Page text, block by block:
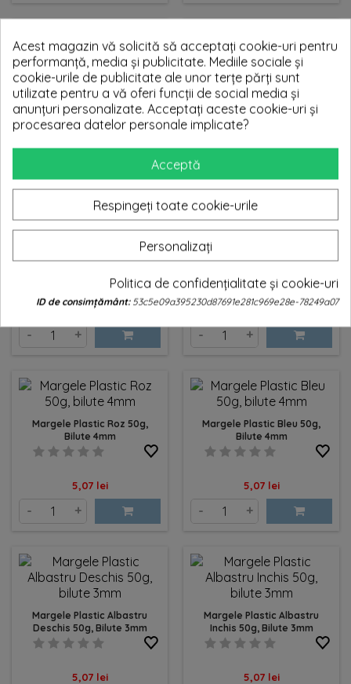
Margele Plastic Alb 50g, Bilute
3mm
Pret
3,07 lei Pret
Margele Plastic Rosu 50g,
Bilute 3mm
Pret
5,07 lei
-
Margele Plastic Mov 50g,
Bilute 3mm
Pret
5,07 lei
- +
Margele Plastic Roz Inchis
50g, Bilute 3mm
Pret
5,07 lei
- +
Margele Plastic Roz 50g,
Bilute 4mm
Pret
5,07 lei
- +
Margele Plastic Bleu 50g,
Bilute 4mm
Pret
5,07 lei
- +
Margele Plastic Albastru
Deschis 50g, Bilute 3mm
Pret
5,07 lei
Margele Plastic Albastru
Inchis 50g, Bilute 3mm
Pret
5,07 lei
Acest magazin vă solicită să acceptați cookie-uri pentru
performanță, media și publicitate. Mediile sociale și
cookie-urile de publicitate ale unor terțe părți sunt
utilizate pentru a vă oferi funcții de social media și
anunțuri personalizate. Acceptați aceste cookie-uri și
procesarea datelor personale implicate?
Acceptă
Respingeți toate cookie-urile
Personalizați
Politica de confidențialitate și cookie-uri
ID de consimțământ: 53c5e09a395230d87691e281c969e28e-78249a07